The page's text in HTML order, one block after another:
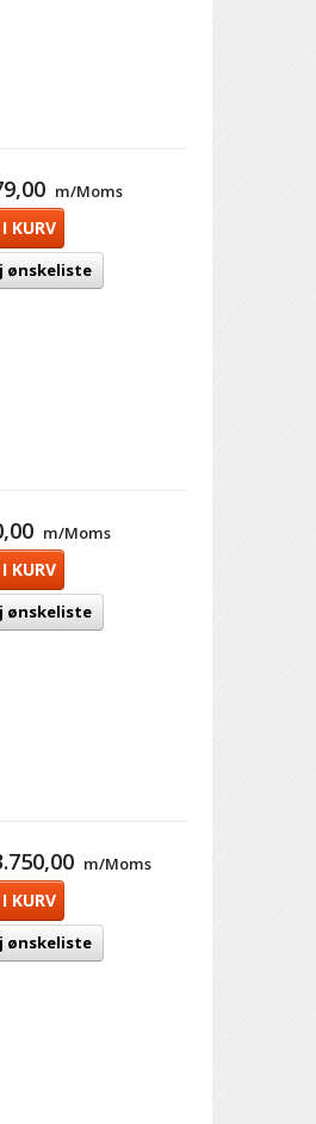
m/Moms
KURV
ønskeliste
m/Moms
KURV
ønskeliste
m/Moms
KURV
ønskeliste